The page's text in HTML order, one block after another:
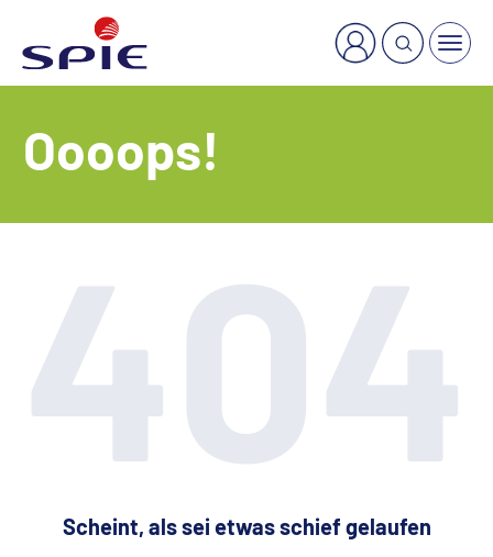
Oooops!
404
Scheint, als sei etwas schief gelaufen